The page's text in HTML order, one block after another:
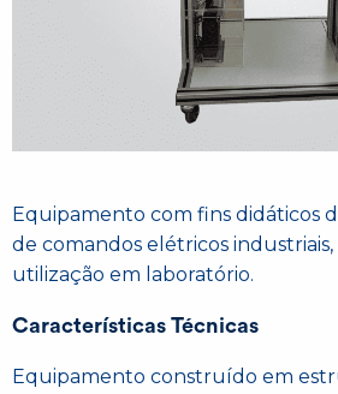
Equipamento com fins didáticos
de comandos elétricos
utilização em laboratório.
Características Técnicas
Equipamento construído em